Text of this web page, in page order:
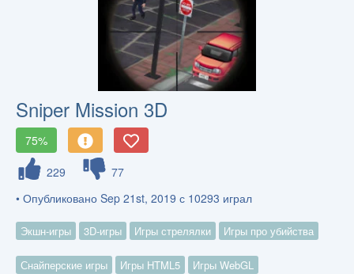
Sniper Mission 3D
75%
229
77
• Опубликовано Sep 21st, 2019 с 10293 играл
Экшн-игры 3D-игры Игры стрелялки Игры про убийства
Снайперские игры Игры HTML5 Игры WebGL